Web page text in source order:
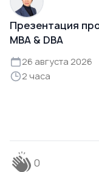
Презентация
MBA & DBA
26 августа 2026
2 часа
0